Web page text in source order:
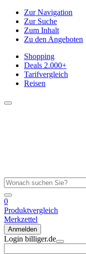
Zur Navigation
Zur Suche
Zum Inhalt
Zu den Angeboten
Shopping
Deals 2.000+
Tarifvergleich
Reisen
0
Produktvergleich
Merkzettel
Anmelden
Login billiger.de